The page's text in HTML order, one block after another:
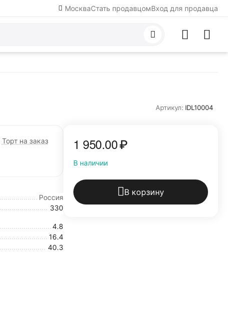
МоскваСтать продавцомВход для продавца
Артикул: IDL10004
Торт на заказ
Россия
330
4.8
16.4
40.3
1 950.00₽
В наличии
В корзину